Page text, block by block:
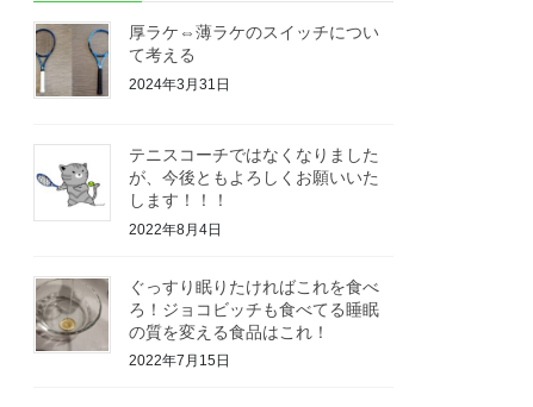
厚ラケ⇔薄ラケのスイッチについ
て考える
2024年3月31日
テニスコーチではなくなりました
が、今後ともよろしくお願いいた
します！！！
2022年8月4日
ぐっすり眠りたければこれを食べ
ろ！ジョコビッチも食べてる睡眠
の質を変える食品はこれ！
2022年7月15日